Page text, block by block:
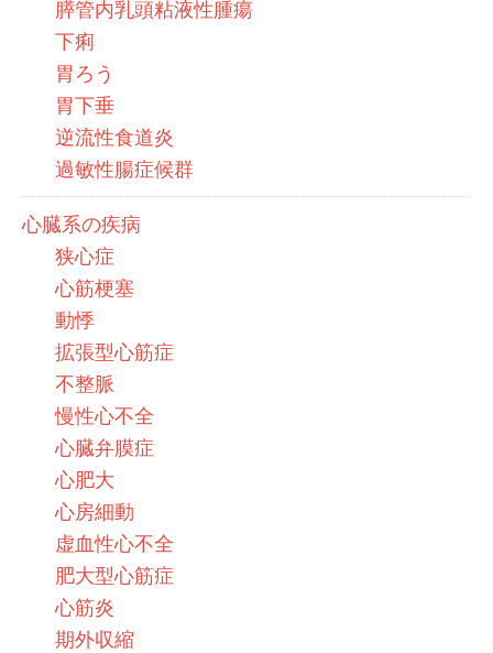
膵管内乳頭粘液性腫瘍
下痢
胃ろう
胃下垂
逆流性食道炎
過敏性腸症候群
心臓系の疾病
狭心症
心筋梗塞
動悸
拡張型心筋症
不整脈
慢性心不全
心臓弁膜症
心肥大
心房細動
虚血性心不全
肥大型心筋症
心筋炎
期外収縮